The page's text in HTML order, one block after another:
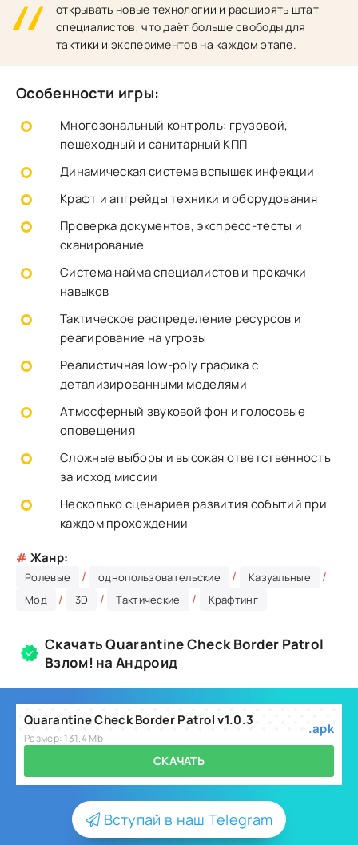
открывать новые технологии и расширять штат
специалистов, что даёт больше свободы для
тактики и экспериментов на каждом этапе.
Особенности игры:
Многозональный контроль: грузовой,
пешеходный и санитарный КПП
Динамическая система вспышек инфекции
Крафт и апгрейды техники и оборудования
Проверка документов, экспресс-тесты и
сканирование
Система найма специалистов и прокачки
навыков
Тактическое распределение ресурсов и
реагирование на угрозы
Реалистичная low-poly графика с
детализированными моделями
Атмосферный звуковой фон и голосовые
оповещения
Сложные выборы и высокая ответственность
за исход миссии
Несколько сценариев развития событий при
каждом прохождении
# Жанр:
Ролевые / однопользовательские / Казуальные /
Мод / 3D / Тактические / Крафтинг
Скачать Quarantine Check Border Patrol
Взлом! на Андроид
Quarantine Check Border Patrol v1.0.3
Размер: 131.4 Mb
.apk
СКАЧАТЬ
Вступай в наш Telegram